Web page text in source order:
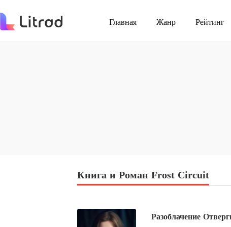
Главная Жанр Рейтинг
Книга и Роман Frost Circuit
Разоблачение